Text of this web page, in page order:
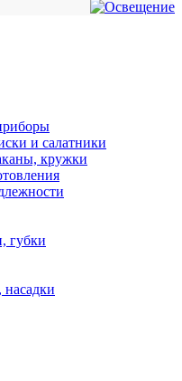
и салатники
кружки
губки